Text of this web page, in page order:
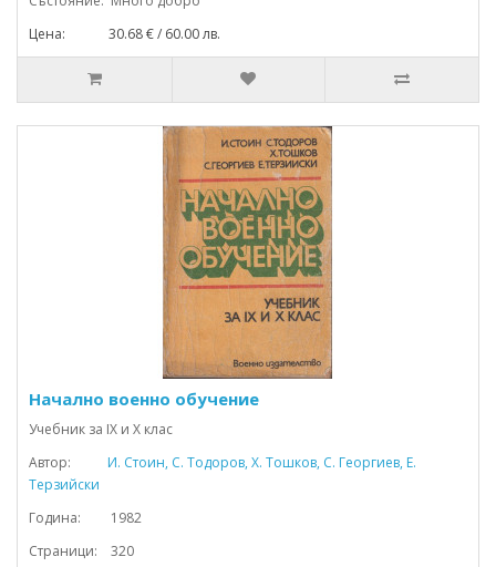
Цена: 30.68 € / 60.00 лв.
Начално военно обучение
Учебник за IX и Х клас
Автор:
И. Стоин, С. Тодоров, Х. Тошков, С. Георгиев, Е.
Терзийски
Година: 1982
Страници: 320